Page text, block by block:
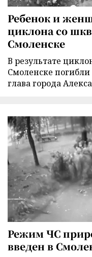
Ребенок и
циклона со
Смоленске
В результате
Смоленске
глава города
Режим ЧС
введен в